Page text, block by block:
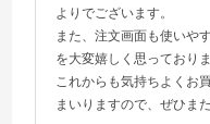
よりでございます。
また、注文画面も使いや
を大変嬉しく思っておりま
これからも気持ちよくお
まいりますので、ぜひま